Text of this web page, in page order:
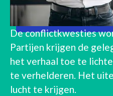
De conflictkwesties
Partijen krijgen de
het verhaal toe te
te verhelderen. Het
lucht te krijgen.